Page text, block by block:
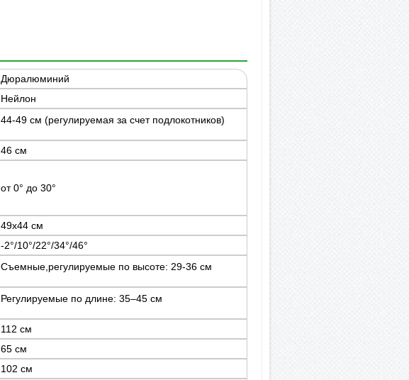
Дюралюминий
Нейлон
44-49 см (регулируемая за счет подлокотников)
46 см
от 0° до 30°
49х44 см
-2°/10°/22°/34°/46°
Съемные,регулируемые по высоте: 29-36 см
Регулируемые по длине: 35–45 см
112 см
65 см
102 см